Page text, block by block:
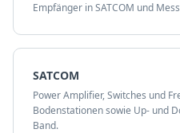
Empfänger in SATCOM und
SATCOM
Power Amplifier, Switches und
Bodenstationen sowie Up- und
Band.